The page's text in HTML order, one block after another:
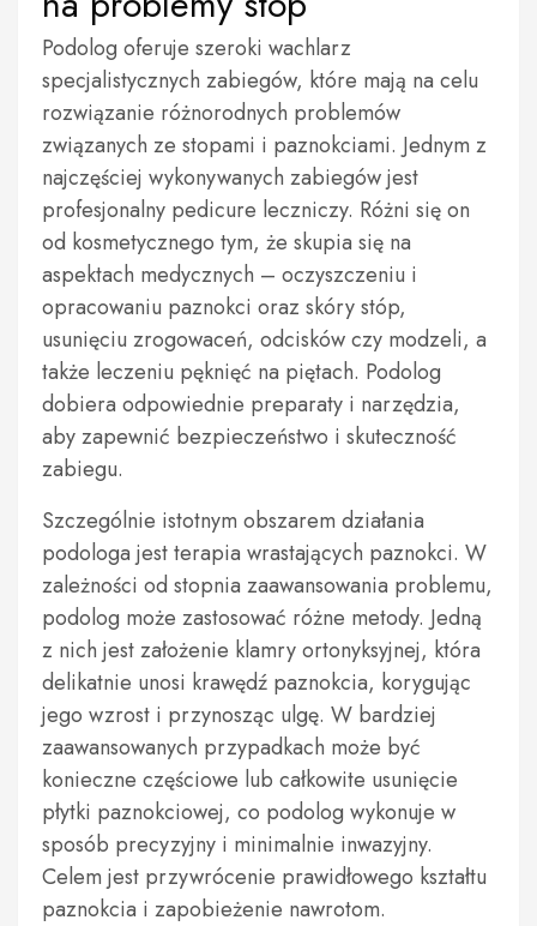
Podolog oferuje szeroki wachlarz
specjalistycznych zabiegów, które mają na celu
rozwiązanie różnorodnych problemów
związanych ze stopami i paznokciami. Jednym z
najczęściej wykonywanych zabiegów jest
profesjonalny pedicure leczniczy. Różni się on
od kosmetycznego tym, że skupia się na
aspektach medycznych – oczyszczeniu i
opracowaniu paznokci oraz skóry stóp,
usunięciu zrogowaceń, odcisków czy modzeli, a
także leczeniu pęknięć na piętach. Podolog
dobiera odpowiednie preparaty i narzędzia,
aby zapewnić bezpieczeństwo i skuteczność
zabiegu.
Szczególnie istotnym obszarem działania
podologa jest terapia wrastających paznokci. W
zależności od stopnia zaawansowania problemu,
podolog może zastosować różne metody. Jedną
z nich jest założenie klamry ortonyksyjnej, która
delikatnie unosi krawędź paznokcia, korygując
jego wzrost i przynosząc ulgę. W bardziej
zaawansowanych przypadkach może być
konieczne częściowe lub całkowite usunięcie
płytki paznokciowej, co podolog wykonuje w
sposób precyzyjny i minimalnie inwazyjny.
Celem jest przywrócenie prawidłowego kształtu
paznokcia i zapobieżenie nawrotom.